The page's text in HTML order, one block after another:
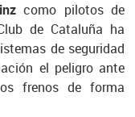
como pilotos de
de Cataluña ha
de seguridad
el peligro ante
frenos de forma